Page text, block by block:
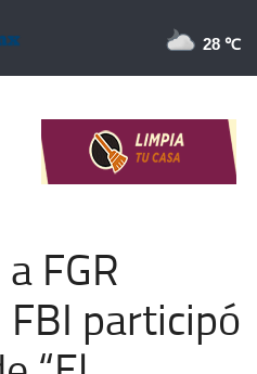
28 ℃
FGR
participó